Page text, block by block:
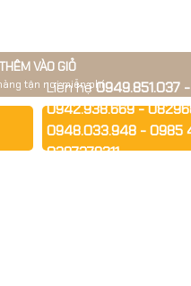
THÊM VÀO GIỎ
tận nơi miễn phí
Liên hệ0949.851.037 -
0942.938.669 -
0948.033.948 - 0985
0387378211
Ugreen 50945 cao
50945 là phụ kiện
bị máy chủ có cổng
hỗ trợ độ phân giải Full
cho các nhu cầu kết nối
GỬI THÔNG TIN